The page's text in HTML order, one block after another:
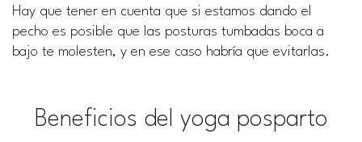
Hay que tener en cuenta que si estamos dando el
pecho es posible que las posturas tumbadas boca a
bajo te molesten, y en ese caso habría que evitarlas.
Beneficios del yoga posparto